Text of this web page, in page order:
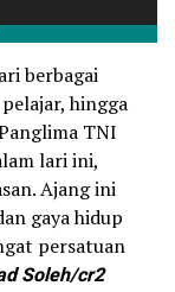
berbagai
hingga
TNI
lari ini,
Ajang ini
gaya hidup
persatuan
Soleh/cr2